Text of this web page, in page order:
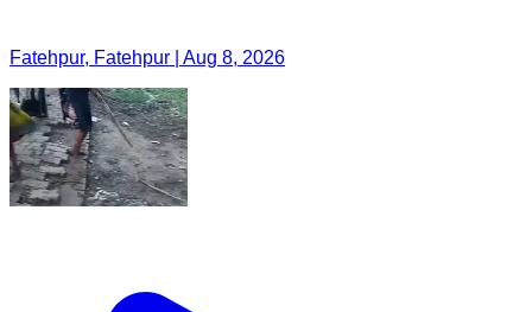
Fatehpur, Fatehpur | Aug 8, 2026